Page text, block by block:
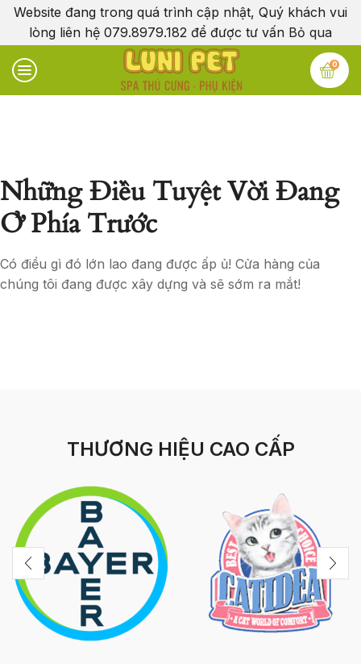
Website đang trong quá trình cập nhật, Quý khách vui
lòng liên hệ 079.8979.182 để được tư vấn Bỏ qua
0
Những Điều Tuyệt Vời Đang
Ở Phía Trước
Có điều gì đó lớn lao đang được ấp ủ! Cửa hàng của
chúng tôi đang được xây dựng và sẽ sớm ra mắt!
THƯƠNG HIỆU CAO CẤP